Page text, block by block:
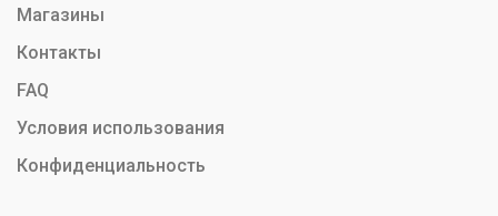
Магазины
Контакты
FAQ
Условия использования
Конфиденциальность